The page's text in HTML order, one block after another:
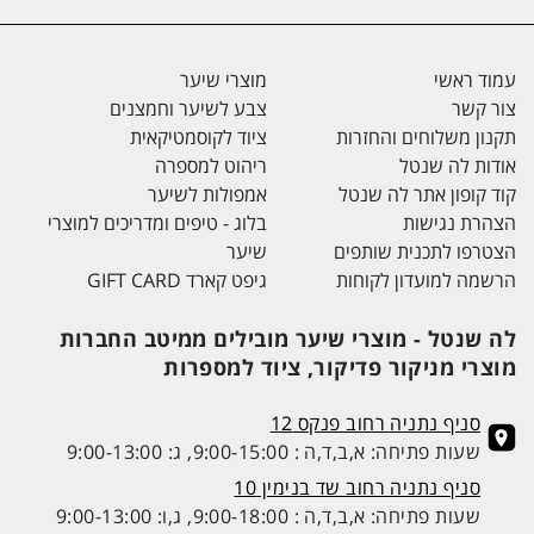
עמוד ראשי
צור קשר
תקנון משלוחים והחזרות
אודות לה שנטל
קוד קופון אתר לה שנטל
הצהרת נגישות
הצטרפו לתכנית שותפים
הרשמה למועדון לקוחות
מוצרי שיער
צבע לשיער וחמצנים
ציוד לקוסמטיקאית
ריהוט למספרה
אמפולות לשיער
בלוג - טיפים ומדריכים למוצרי
שיער
גיפט קארד GIFT CARD
לה שנטל - מוצרי שיער מובילים ממיטב החברות
מוצרי מניקור פדיקור, ציוד למספרות
סניף נתניה רחוב פנקס 12
שעות פתיחה: א,ב,ד,ה : 9:00-15:00, ג: 9:00-13:00
סניף נתניה רחוב שד בנימין 10
שעות פתיחה: א,ב,ד,ה : 9:00-18:00, ג,ו: 9:00-13:00